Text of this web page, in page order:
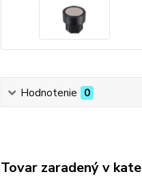
Hodnotenie 0
Tovar zaradený v